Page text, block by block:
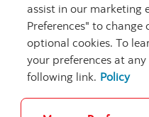
Carrières Ma banque à moi
assist in our marketing
Preferences" to change
optional cookies. To
your preferences at
following link. Policy